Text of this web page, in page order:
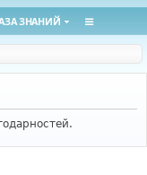
ЗНАНИЙ